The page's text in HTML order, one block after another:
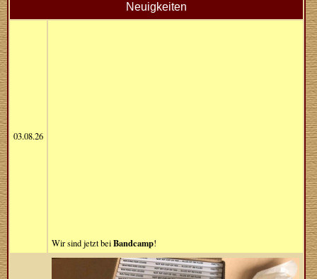
Neuigkeiten
03.08.26
Wir sind jetzt beiBandcamp!